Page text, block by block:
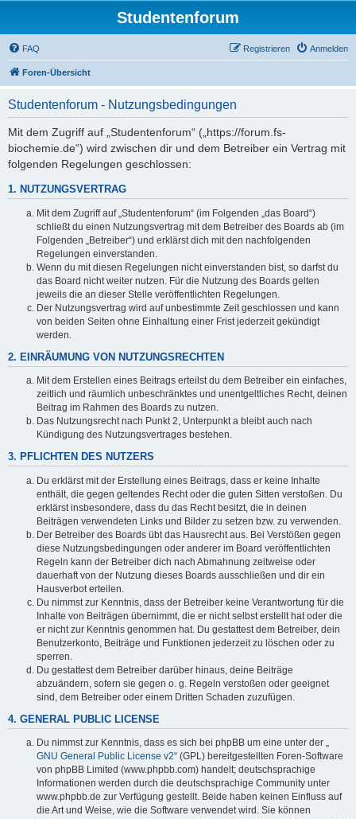
Studentenforum
FAQ Anmelden
Registrieren
Foren-Übersicht
Studentenforum - Nutzungsbedingungen
Mit dem Zugriff auf „Studentenforum“ („https://forum.fs-
biochemie.de“) wird zwischen dir und dem Betreiber ein Vertrag mit
folgenden Regelungen geschlossen:
1. NUTZUNGSVERTRAG
Mit dem Zugriff auf „Studentenforum“ (im Folgenden „das Board“)
schließt du einen Nutzungsvertrag mit dem Betreiber des Boards ab (im
Folgenden „Betreiber“) und erklärst dich mit den nachfolgenden
Regelungen einverstanden.
Wenn du mit diesen Regelungen nicht einverstanden bist, so darfst du
das Board nicht weiter nutzen. Für die Nutzung des Boards gelten
jeweils die an dieser Stelle veröffentlichten Regelungen.
Der Nutzungsvertrag wird auf unbestimmte Zeit geschlossen und kann
von beiden Seiten ohne Einhaltung einer Frist jederzeit gekündigt
werden.
2. EINRÄUMUNG VON NUTZUNGSRECHTEN
Mit dem Erstellen eines Beitrags erteilst du dem Betreiber ein einfaches,
zeitlich und räumlich unbeschränktes und unentgeltliches Recht, deinen
Beitrag im Rahmen des Boards zu nutzen.
Das Nutzungsrecht nach Punkt 2, Unterpunkt a bleibt auch nach
Kündigung des Nutzungsvertrages bestehen.
3. PFLICHTEN DES NUTZERS
Du erklärst mit der Erstellung eines Beitrags, dass er keine Inhalte
enthält, die gegen geltendes Recht oder die guten Sitten verstoßen. Du
erklärst insbesondere, dass du das Recht besitzt, die in deinen
Beiträgen verwendeten Links und Bilder zu setzen bzw. zu verwenden.
Der Betreiber des Boards übt das Hausrecht aus. Bei Verstößen gegen
diese Nutzungsbedingungen oder anderer im Board veröffentlichten
Regeln kann der Betreiber dich nach Abmahnung zeitweise oder
dauerhaft von der Nutzung dieses Boards ausschließen und dir ein
Hausverbot erteilen.
Du nimmst zur Kenntnis, dass der Betreiber keine Verantwortung für die
Inhalte von Beiträgen übernimmt, die er nicht selbst erstellt hat oder die
er nicht zur Kenntnis genommen hat. Du gestattest dem Betreiber, dein
Benutzerkonto, Beiträge und Funktionen jederzeit zu löschen oder zu
sperren.
Du gestattest dem Betreiber darüber hinaus, deine Beiträge
abzuändern, sofern sie gegen o. g. Regeln verstoßen oder geeignet
sind, dem Betreiber oder einem Dritten Schaden zuzufügen.
4. GENERAL PUBLIC LICENSE
Du nimmst zur Kenntnis, dass es sich bei phpBB um eine unter der „
GNU General Public License v2“ (GPL) bereitgestellten Foren-Software
von phpBB Limited (www.phpbb.com) handelt; deutschsprachige
Informationen werden durch die deutschsprachige Community unter
www.phpbb.de zur Verfügung gestellt. Beide haben keinen Einfluss auf
die Art und Weise, wie die Software verwendet wird. Sie können